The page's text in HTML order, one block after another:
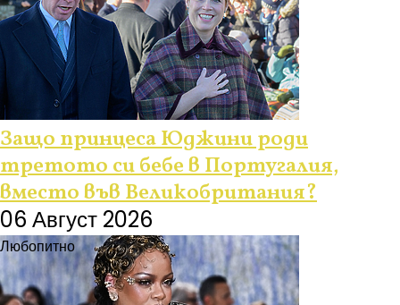
Защо принцеса Юджини роди
третото си бебе в Португалия,
вместо във Великобритания?
06 Август 2026
Любопитно